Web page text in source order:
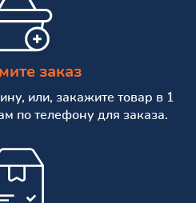
заказ
или, закажите товар в 1
по телефону для заказа.